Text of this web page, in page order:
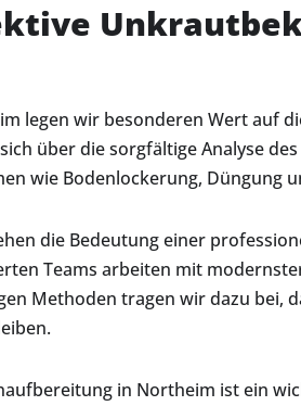
legen wir besonderen Wert auf
über die sorgfältige Analyse
wie Bodenlockerung, Düngung
die Bedeutung einer
Teams arbeiten mit
Methoden tragen wir dazu bei,
in Northeim ist ein